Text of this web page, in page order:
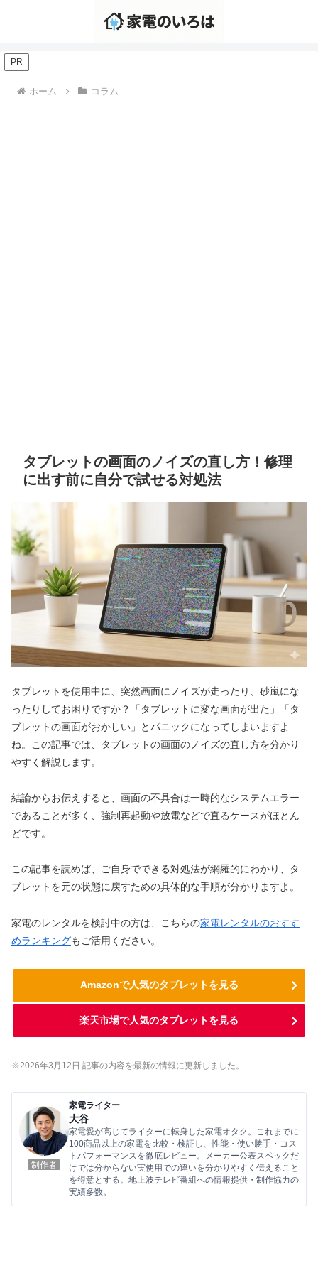
PR
ホーム コラム
タブレットの画面のノイズの直し方！修理
に出す前に自分で試せる対処法
タブレットを使用中に、突然画面にノイズが走ったり、砂嵐にな
ったりしてお困りですか？「タブレットに変な画面が出た」「タ
ブレットの画面がおかしい」とパニックになってしまいますよ
ね。この記事では、タブレットの画面のノイズの直し方を分かり
やすく解説します。
結論からお伝えすると、画面の不具合は一時的なシステムエラー
であることが多く、強制再起動や放電などで直るケースがほとん
どです。
この記事を読めば、ご自身でできる対処法が網羅的にわかり、タ
ブレットを元の状態に戻すための具体的な手順が分かりますよ。
家電のレンタルを検討中の方は、こちらの家電レンタルのおすす
めランキングもご活用ください。
Amazonで人気のタブレットを見る
楽天市場で人気のタブレットを見る
※2026年3 月12 日 記事の内容を最新の情報に更新しました。
制作者
家電ライター
大谷
家電愛が高じてライターに転身した家電オタク。これまでに
100商品以上の家電を比較・検証し、性能・使い勝手・コス
トパフォーマンスを徹底レビュー。メーカー公表スペックだ
けでは分からない実使用での違いを分かりやすく伝えること
を得意とする。地上波テレビ番組への情報提供・制作協力の
実績多数。